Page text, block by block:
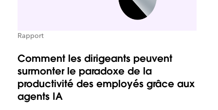
Rapport
Comment les dirigeants peuvent
surmonter le paradoxe de la
productivité des employés grâce aux
agents IA